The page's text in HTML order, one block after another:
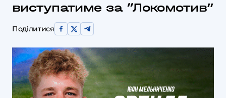
виступатиме за “Локомотив”
Поділитися